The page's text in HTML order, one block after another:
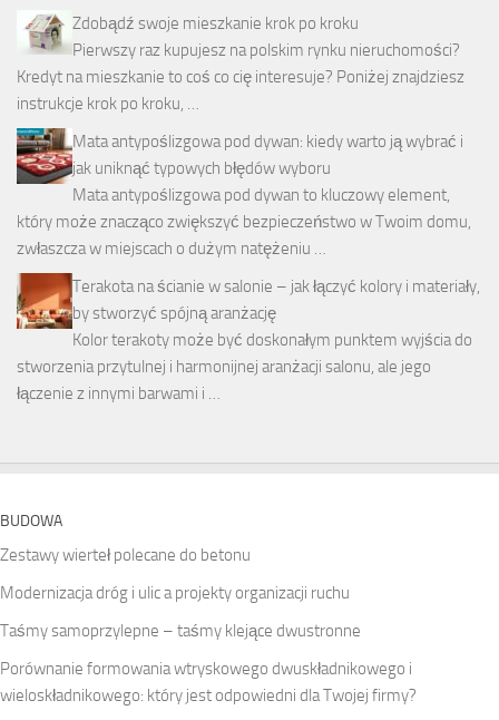
Zdobądź swoje mieszkanie krok po kroku
Pierwszy raz kupujesz na polskim rynku nieruchomości?
Kredyt na mieszkanie to coś co cię interesuje? Poniżej znajdziesz
instrukcje krok po kroku, …
Mata antypoślizgowa pod dywan: kiedy warto ją wybrać i
jak uniknąć typowych błędów wyboru
Mata antypoślizgowa pod dywan to kluczowy element,
który może znacząco zwiększyć bezpieczeństwo w Twoim domu,
zwłaszcza w miejscach o dużym natężeniu …
Terakota na ścianie w salonie – jak łączyć kolory i materiały,
by stworzyć spójną aranżację
Kolor terakoty może być doskonałym punktem wyjścia do
stworzenia przytulnej i harmonijnej aranżacji salonu, ale jego
łączenie z innymi barwami i …
BUDOWA
Zestawy wierteł polecane do betonu
Modernizacja dróg i ulic a projekty organizacji ruchu
Taśmy samoprzylepne – taśmy klejące dwustronne
Porównanie formowania wtryskowego dwuskładnikowego i
wieloskładnikowego: który jest odpowiedni dla Twojej firmy?